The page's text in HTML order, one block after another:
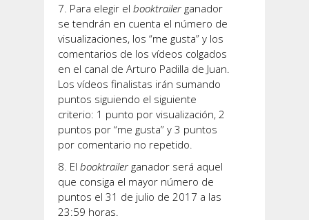
Para elegir el booktrailer ganador
se tendrán en cuenta el número de
visualizaciones, los “me gusta” y los
comentarios de los vídeos colgados
en el canal de Arturo Padilla de Juan.
Los vídeos finalistas irán sumando
puntos siguiendo el siguiente
criterio: 1 punto por visualización, 2
puntos por “me gusta” y 3 puntos
por comentario no repetido.
El booktrailer ganador será aquel
que consiga el mayor número de
puntos el 31 de julio de 2017 a las
23:59 horas.